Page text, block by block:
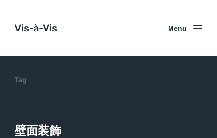
Vis-à-Vis Menu
Tag
壁面装飾